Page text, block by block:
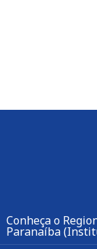
Conheça o
Paranaíba